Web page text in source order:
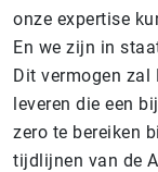
onze expertise
En we zijn in
Dit vermogen zal
leveren die een
zero te bereiken
tijdlijnen van de